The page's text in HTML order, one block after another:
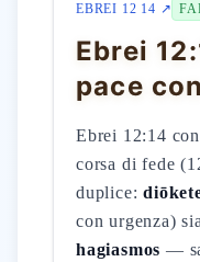
EBREI 12 14 ↗
Ebrei
pace
Ebrei 12:14
corsa di fede
duplice:
con urgenza)
hagiasmos —